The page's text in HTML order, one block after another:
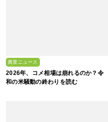
農業ニュース
2026年、コメ相場は崩れるのか？令
和の米騒動の終わりを読む